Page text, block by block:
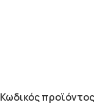
Κωδικός